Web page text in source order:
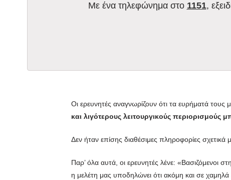
Με ένα τηλεφώνημα στο 1151,
Oι ερευνητές αναγνωρίζουν ότι τα ευρήματά
και λιγότερους λειτουργικούς
Δεν ήταν επίσης διαθέσιμες πληροφορίες
Παρ’ όλα αυτά, οι ερευνητές λένε: «Βασιζόμενοι
η μελέτη μας υποδηλώνει ότι ακόμη και σε